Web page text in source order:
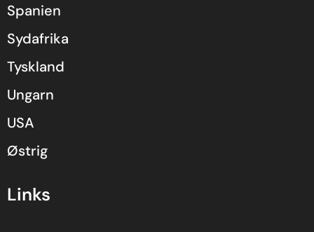
Spanien
Sydafrika
Tyskland
Ungarn
USA
Østrig
Links